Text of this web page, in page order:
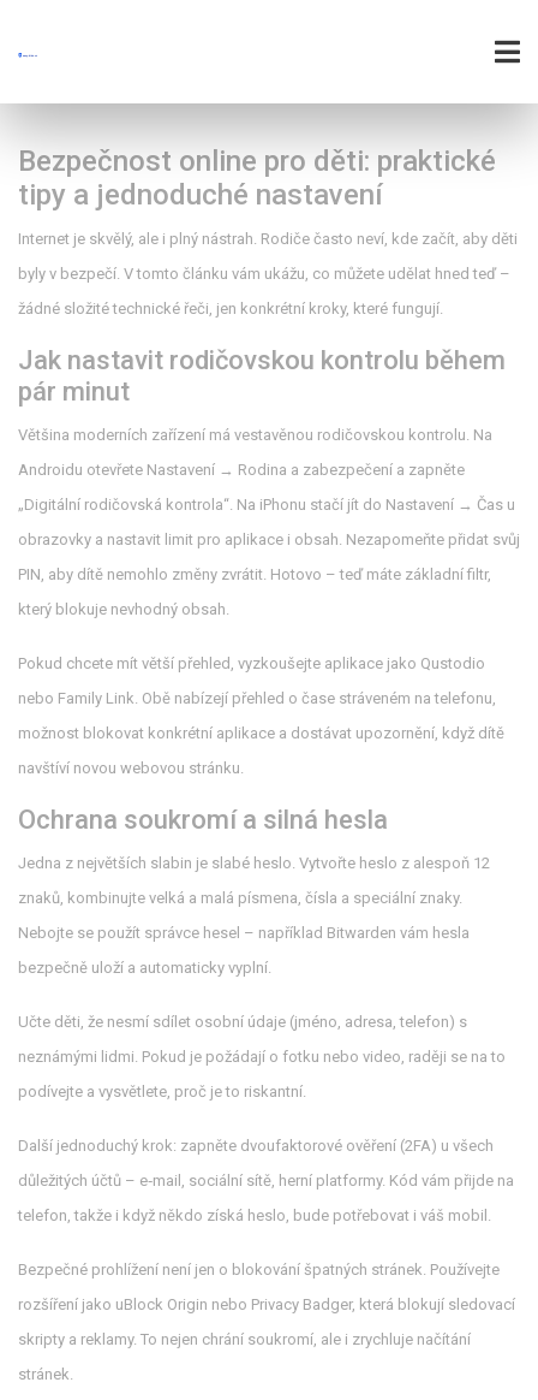
Bezpečnost online pro děti: praktické
tipy a jednoduché nastavení
Internet je skvělý, ale i plný nástrah. Rodiče často neví, kde začít, aby děti
byly v bezpečí. V tomto článku vám ukážu, co můžete udělat hned teď –
žádné složité technické řeči, jen konkrétní kroky, které fungují.
Jak nastavit rodičovskou kontrolu během
pár minut
Většina moderních zařízení má vestavěnou rodičovskou kontrolu. Na
Androidu otevřete Nastavení → Rodina a zabezpečení a zapněte
„Digitální rodičovská kontrola“. Na iPhonu stačí jít do Nastavení → Čas u
obrazovky a nastavit limit pro aplikace i obsah. Nezapomeňte přidat svůj
PIN, aby dítě nemohlo změny zvrátit. Hotovo – teď máte základní filtr,
který blokuje nevhodný obsah.
Pokud chcete mít větší přehled, vyzkoušejte aplikace jako Qustodio
nebo Family Link. Obě nabízejí přehled o čase stráveném na telefonu,
možnost blokovat konkrétní aplikace a dostávat upozornění, když dítě
navštíví novou webovou stránku.
Ochrana soukromí a silná hesla
Jedna z největších slabin je slabé heslo. Vytvořte heslo z alespoň 12
znaků, kombinujte velká a malá písmena, čísla a speciální znaky.
Nebojte se použít správce hesel – například Bitwarden vám hesla
bezpečně uloží a automaticky vyplní.
Učte děti, že nesmí sdílet osobní údaje (jméno, adresa, telefon) s
neznámými lidmi. Pokud je požádají o fotku nebo video, raději se na to
podívejte a vysvětlete, proč je to riskantní.
Další jednoduchý krok: zapněte dvoufaktorové ověření (2FA) u všech
důležitých účtů – e‑mail, sociální sítě, herní platformy. Kód vám přijde na
telefon, takže i když někdo získá heslo, bude potřebovat i váš mobil.
Bezpečné prohlížení není jen o blokování špatných stránek. Používejte
rozšíření jako uBlock Origin nebo Privacy Badger, která blokují sledovací
skripty a reklamy. To nejen chrání soukromí, ale i zrychluje načítání
stránek.